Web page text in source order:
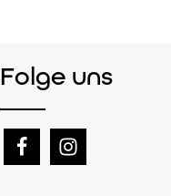
Folge uns